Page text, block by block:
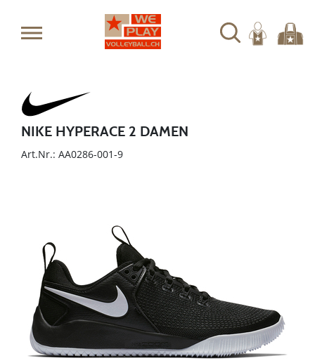
NIKE HYPERACE 2 DAMEN
Art.Nr.: AA0286-001-9